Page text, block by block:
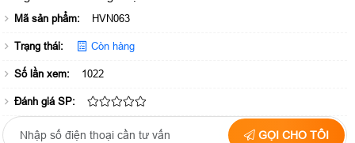
Mã sản phẩm: HVN063
Trạng thái: Còn hàng
Số lần xem: 1022
Đánh giá SP:
GỌI CHO TÔI